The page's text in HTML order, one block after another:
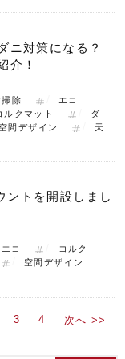
ニ対策になる？
介！
掃除
エコ
ルクマット
ダ
空間デザイン
天
トを開設しまし
エコ
コルク
空間デザイン
3 4 次へ >>